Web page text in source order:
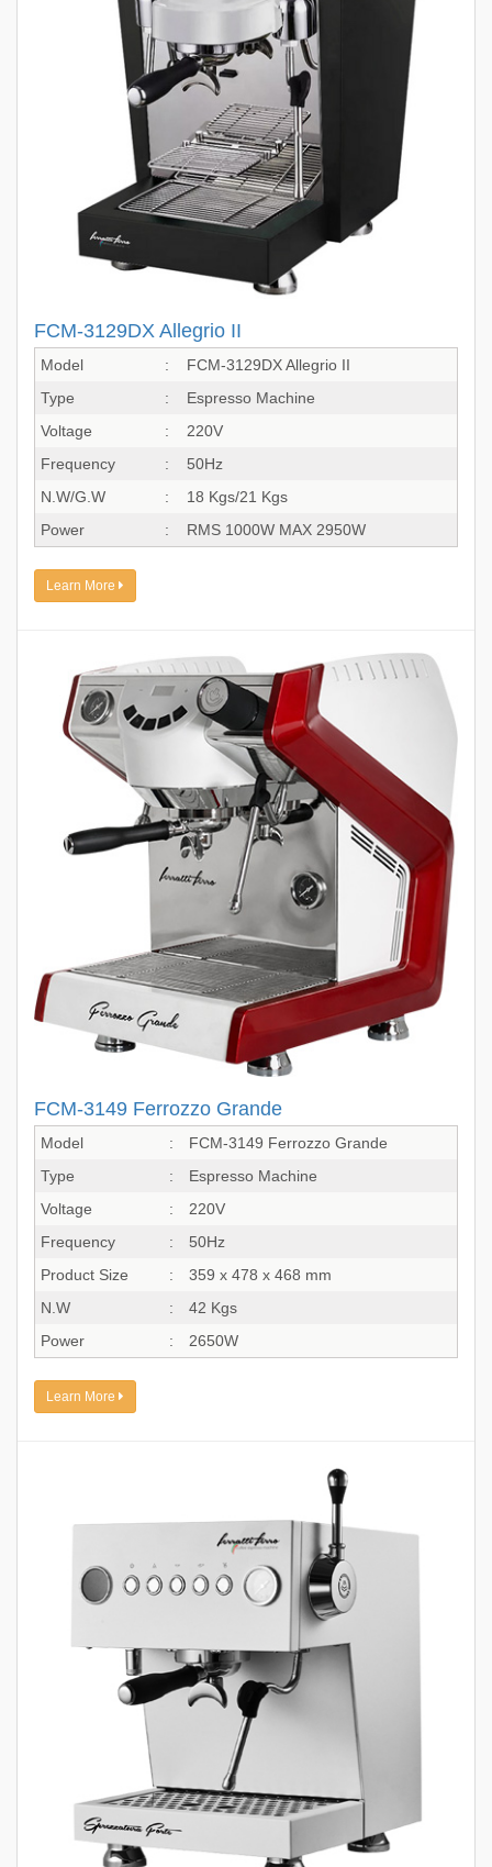
FCM-3129DX Allegrio II
Model :
FCM-3129DX Allegrio II
Type
:
Espresso Machine
Voltage
:
220V
Frequency
:
50Hz
N.W/G.W
:
18 Kgs/21 Kgs
Power
: RMS 1000W MAX 2950W
Learn More
FCM-3149 Ferrozzo Grande
Model :
FCM-3149 Ferrozzo Grande
Type
:
Espresso Machine
Voltage
:
220V
Frequency
:
50Hz
Product Size
:
359 x 478 x 468 mm
N.W
:
42 Kgs
Power
: 2650W
Learn More